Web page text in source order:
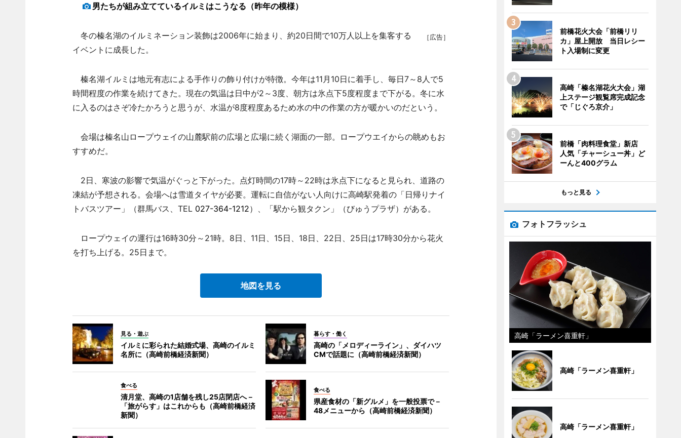
男たちが組み立てているイルミはこうなる（昨年の模様）
［広告］
冬の榛名湖のイルミネーション装飾は2006年に始まり、約20日間で10万人以上を集客する
イベントに成長した。
榛名湖イルミは地元有志による手作りの飾り付けが特徴。今年は11月10日に着手し、毎日7～8人で5
時間程度の作業を続けてきた。現在の気温は日中が2～3度、朝方は氷点下5度程度まで下がる。冬に水
に入るのはさぞ冷たかろうと思うが、水温が8度程度あるため水の中の作業の方が暖かいのだという。
会場は榛名山ロープウェイの山麓駅前の広場と広場に続く湖面の一部。ロープウエイからの眺めもお
すすめだ。
2日、寒波の影響で気温がぐっと下がった。点灯時間の17時～22時は氷点下になると見られ、道路の
凍結が予想される。会場へは雪道タイヤが必要。運転に自信がない人向けに高崎駅発着の「日帰りナイ
トバスツアー」（群馬バス、TEL 027-364-1212）、「駅から観タクン」（びゅうプラザ）がある。
ロープウェイの運行は16時30分～21時。8日、11日、15日、18日、22日、25日は17時30分から花火
を打ち上げる。25日まで。
地図を見る
見る・遊ぶ
イルミに彩られた結婚式場、高崎のイルミ
名所に（高崎前橋経済新聞）
暮らす・働く
高崎の「メロディーライン」、ダイハツ
CMで話題に（高崎前橋経済新聞）
食べる
清月堂、高崎の1店舗を残し25店閉店へ－
「旅がらす」はこれからも（高崎前橋経済
新聞）
食べる
県産食材の「新グルメ」を一般投票で－
48メニューから（高崎前橋経済新聞）
前橋花火大会「前橋リリ
カ」屋上開放 当日レシー
ト入場制に変更
高崎「榛名湖花火大会」湖
上ステージ観覧席完成記念
で「じぐろ京介」
前橋「肉料理食堂」新店
人気「チャーシュー丼」ど
ーんと400グラム
もっと見る
フォトフラッシュ
高崎「ラーメン喜重軒」
高崎「ラーメン喜重軒」
高崎「ラーメン喜重軒」